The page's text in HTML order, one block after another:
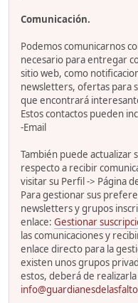
Comunicación.
Podemos comunicarnos
necesario para entregar
sitio web, como
newsletters, ofertas para
que encontrará
Estos contactos pueden
-Email
También puede actualizar
respecto a recibir
visitar su Perfil -> Página
Para gestionar sus
newsletters y grupos
enlace: Gestionar
las comunicaciones y
enlace directo para la
existen unos grupos
estos, deberá de